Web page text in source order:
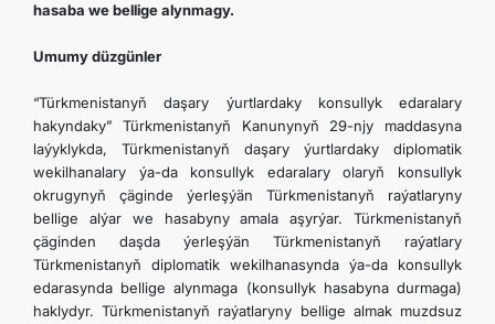
hasaba we bellige alynmagy.
Umumy düzgünler
“Türkmenistanyň daşary ýurtlardaky konsullyk edaralary
hakyndaky” Türkmenistanyň Kanunynyň 29-njy maddasyna
laýyklykda, Türkmenistanyň daşary ýurtlardaky diplomatik
wekilhanalary ýa-da konsullyk edaralary olaryň konsullyk
okrugynyň çäginde ýerleşýän Türkmenistanyň raýatlaryny
bellige alýar we hasabyny amala aşyrýar. Türkmenistanyň
çäginden daşda ýerleşýän Türkmenistanyň raýatlary
Türkmenistanyň diplomatik wekilhanasynda ýa-da konsullyk
edarasynda bellige alynmaga (konsullyk hasabyna durmaga)
haklydyr. Türkmenistanyň raýatlaryny bellige almak muzdsuz